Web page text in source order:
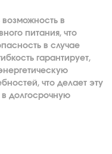
в
питания, что
в случае
гарантирует,
что делает эту
долгосрочную